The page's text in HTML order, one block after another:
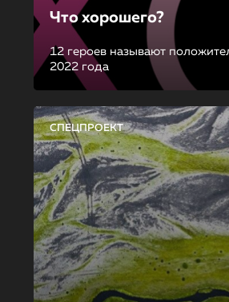
Что хорошего?
12 героев называют
2022 года
СПЕЦПРОЕКТ